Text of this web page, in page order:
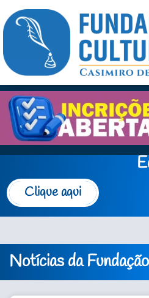
Clique aqui
Notícias da Fundação